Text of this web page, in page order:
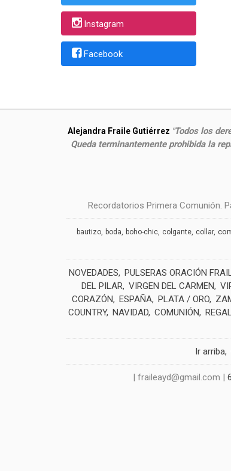
Instagram
Facebook
Alejandra Fraile Gutiérrez "Todos los
Queda terminantemente prohibida la
Recordatorios Primera Comunión.
bautizo boda boho-chic colgante collar
NOVEDADES PULSERAS ORACIÓN
DEL PILAR VIRGEN DEL CARMEN
CORAZÓN
ESPAÑA PLATA / ORO
COUNTRY NAVIDAD COMUNIÓN
Ir arriba
| fraileayd@gmail.com |